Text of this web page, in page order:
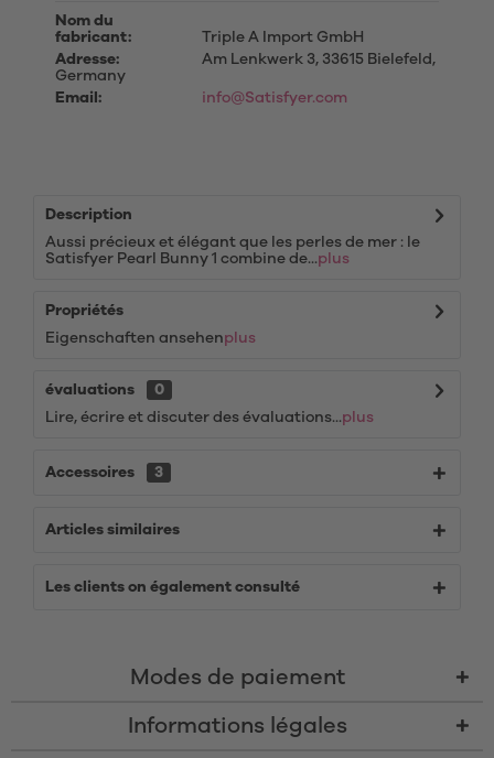
Nom du
fabricant:
Triple A Import GmbH
Adresse:
Am Lenkwerk 3, 33615 Bielefeld,
Germany
Email:
info@Satisfyer.com
Description
Aussi précieux et élégant que les perles de mer : le
Satisfyer Pearl Bunny 1 combine de...plus
Propriétés
Eigenschaften ansehenplus
évaluations
0
Lire, écrire et discuter des évaluations...plus
Accessoires 3
Articles similaires
Les clients on également consulté
Modes de paiement
Informations légales